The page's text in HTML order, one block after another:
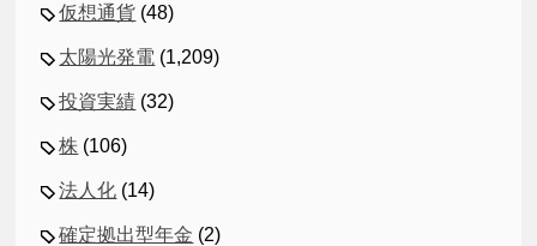
仮想通貨 (48)
太陽光発電 (1,209)
投資実績 (32)
株 (106)
法人化 (14)
確定拠出型年金 (2)